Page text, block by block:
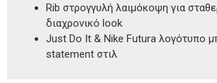
Rib στρογγυλή λαιμόκοψη για
διαχρονικό look
Just Do It & Nike Futura λογότυπο
statement στιλ